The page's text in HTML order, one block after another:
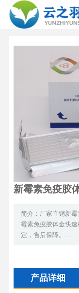
新霉素免疫胶
简介：厂家直销新
霉素免疫胶体金快
定，售后保障。...
产品详细